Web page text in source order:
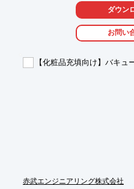
【活用シーン】
・美容液、クリーム、乳液など
・肌への有効成分デリバリー
・化粧品原料の分散
・成分の均一な分散による浸透
ダウン
お問い
【化粧品充填向け】バキュ
赤武エンジニアリング株式会社